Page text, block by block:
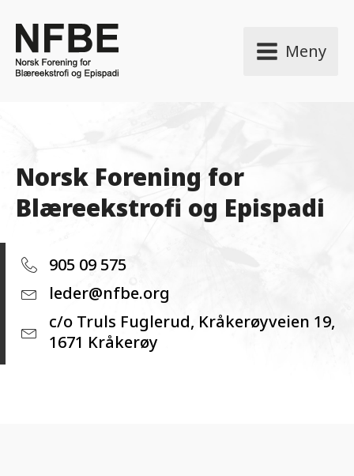
Meny
Norsk Forening for
Blæreekstrofi og Epispadi
905 09 575
leder@nfbe.org
c/o Truls Fuglerud, Kråkerøyveien 19,
1671 Kråkerøy